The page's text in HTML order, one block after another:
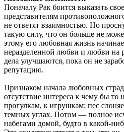
Поначалу Рак боится выказать
представителям
не ответят взаимностью. Но
такую силу, что он больше не
этому его любовная жизнь
неразделенной любви и любви на
дела улучшаются, пока он не
ре­путацию.
Признаком начала любовных
отсутствие интереса к чему бы
прогулкам, к игрушкам; пес
темных углах. По­том — полное
набега­ми домой, будто в какой-